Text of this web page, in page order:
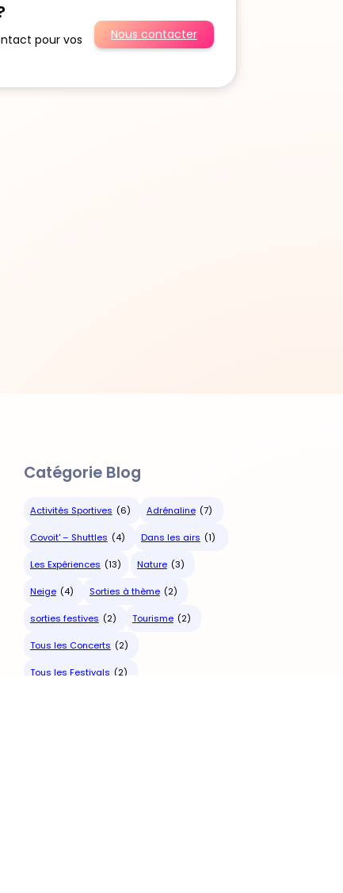
pour vos
Nous contacter
Catégorie Blog
Activités Sportives (6) Adrénaline (7)
Covoit' – Shuttles (4) Dans les airs (1)
Les Expériences (13) Nature (3)
Neige (4) Sorties à thème (2)
sorties festives (2) Tourisme (2)
Tous les Concerts (2)
Tous les Festivals (2)